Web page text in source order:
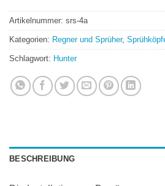
Artikelnummer: srs-4a
Kategorien: Regner und Sprüher,
Schlagwort: Hunter
BESCHREIBUNG